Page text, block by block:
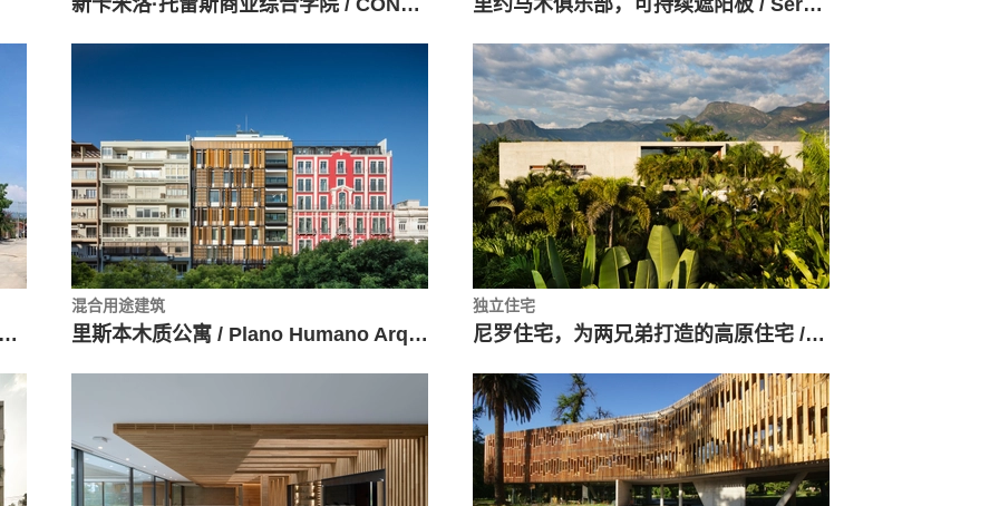
新卡米洛·托雷斯商业综合学院 / CONTRAPUNTO Taller de Arquitectura 里约马术俱乐部，可持续遮阳板 / Sergio Conde Caldas Arquitetura
de Arquitectura X / Alberto Kalach + Roberto Silva
混合用途建筑
里斯本木质公寓 / Plano Humano Arquitectos
独立住宅
尼罗住宅，为两兄弟打造的高原住宅 / Alberto Burckhard + Carolina Echeverri